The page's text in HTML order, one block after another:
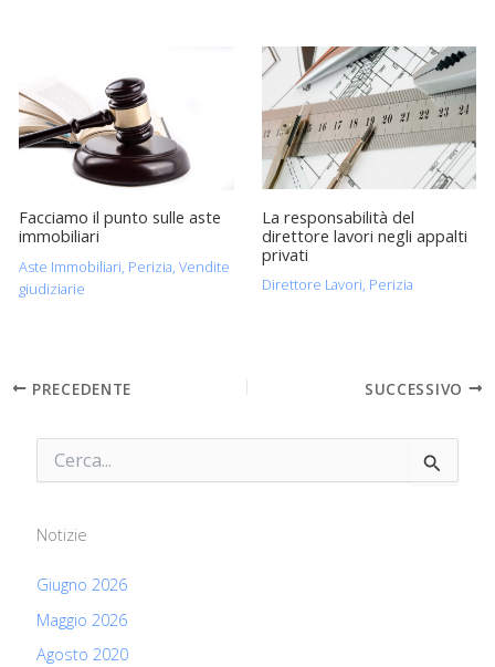
Facciamo il punto sulle aste
immobiliari
Aste Immobiliari, Perizia, Vendite
giudiziarie
La responsabilità del
direttore lavori negli appalti
privati
Direttore Lavori, Perizia
PRECEDENTE SUCCESSIVO
a
Notizie
Giugno 2026
Maggio 2026
Agosto 2020